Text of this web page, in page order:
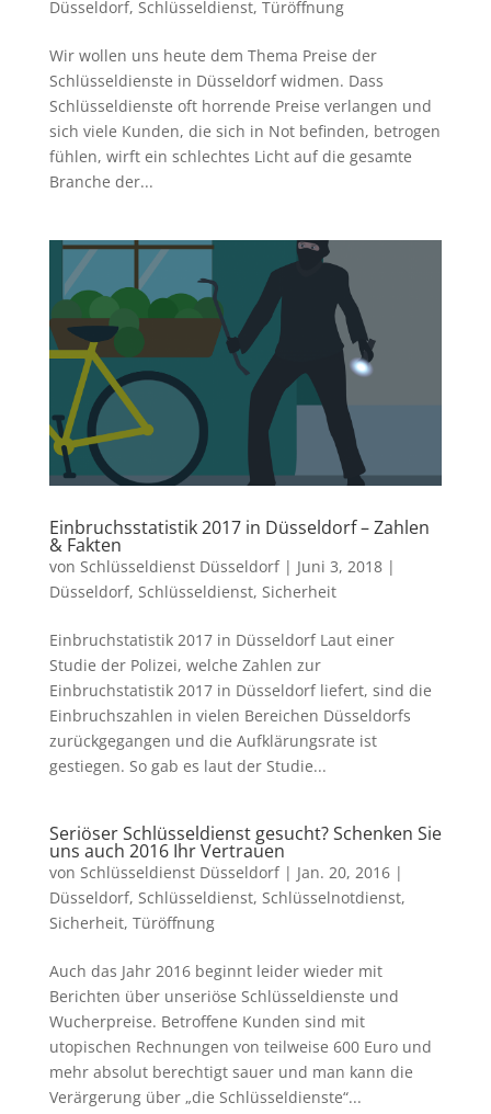
Düsseldorf, Schlüsseldienst, Türöffnung
Wir wollen uns heute dem Thema Preise der
Schlüsseldienste in Düsseldorf widmen. Dass
Schlüsseldienste oft horrende Preise verlangen und
sich viele Kunden, die sich in Not befinden, betrogen
fühlen, wirft ein schlechtes Licht auf die gesamte
Branche der...
Einbruchsstatistik 2017 in Düsseldorf – Zahlen
& Fakten
von Schlüsseldienst Düsseldorf| Juni 3, 2018|
Düsseldorf, Schlüsseldienst, Sicherheit
Einbruchstatistik 2017 in Düsseldorf Laut einer
Studie der Polizei, welche Zahlen zur
Einbruchstatistik 2017 in Düsseldorf liefert, sind die
Einbruchszahlen in vielen Bereichen Düsseldorfs
zurückgegangen und die Aufklärungsrate ist
gestiegen. So gab es laut der Studie...
Seriöser Schlüsseldienst gesucht? Schenken Sie
uns auch 2016 Ihr Vertrauen
von Schlüsseldienst Düsseldorf| Jan. 20, 2016|
Düsseldorf, Schlüsseldienst, Schlüsselnotdienst,
Sicherheit, Türöffnung
Auch das Jahr 2016 beginnt leider wieder mit
Berichten über unseriöse Schlüsseldienste und
Wucherpreise. Betroffene Kunden sind mit
utopischen Rechnungen von teilweise 600 Euro und
mehr absolut berechtigt sauer und man kann die
Verärgerung über „die Schlüsseldienste“...